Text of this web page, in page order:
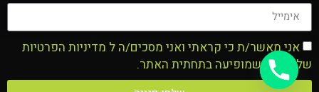
אני מאשר/ת כי קראתי ואני מסכים/ה ל מדיניות הפרטיות
של האתר שמופיעה בתחתית האתר.